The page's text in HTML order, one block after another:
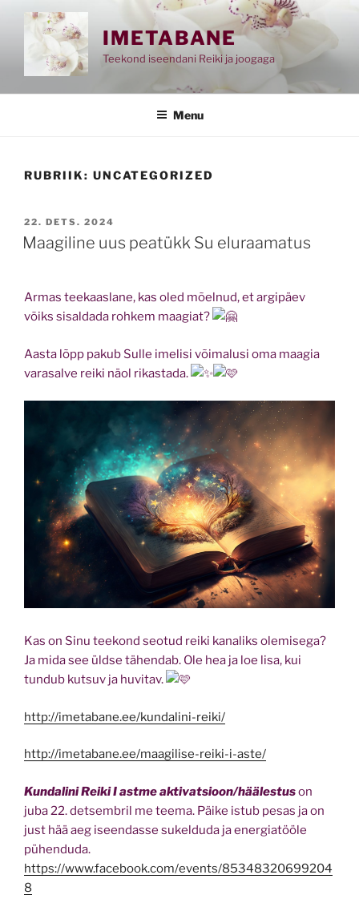
IMETABANE
Teekond iseendani Reiki ja joogaga
Menu
RUBRIIK: UNCATEGORIZED
POSTED
ON
22. DETS. 2024
Maagiline uus peatükk Su eluraamatus
Armas teekaaslane, kas oled mõelnud, et argipäev
võiks sisaldada rohkem maagiat?
Aasta lõpp pakub Sulle imelisi võimalusi oma maagia
varasalve reiki näol rikastada.
Kas on Sinu teekond seotud reiki kanaliks olemisega?
Ja mida see üldse tähendab. Ole hea ja loe lisa, kui
tundub kutsuv ja huvitav.
http://imetabane.ee/kundalini-reiki/
http://imetabane.ee/maagilise-reiki-i-aste/
Kundalini Reiki I astme aktivatsioon/häälestuson
juba 22. detsembril me teema. Päike istub pesas ja on
just hää aeg iseendasse sukelduda ja energiatööle
pühenduda.
https://www.facebook.com/events/85348320699204
8